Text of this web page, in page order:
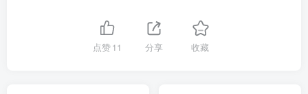
点赞11 分享 收藏